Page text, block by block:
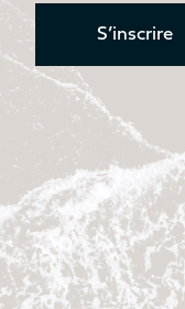
S’inscrire